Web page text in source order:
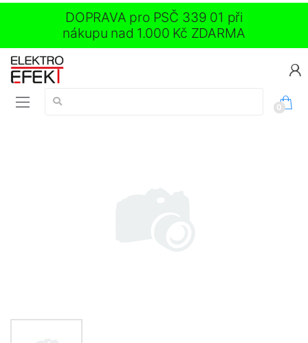
DOPRAVA pro PSČ 339 01 při
nákupu nad 1.000 Kč ZDARMA
Vyhledávání:
0